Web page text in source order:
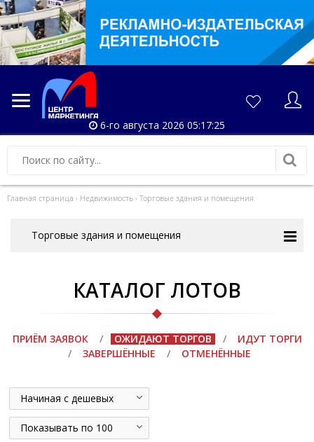
6-го августа 2026 05:17:25
Главная страница › Недвижимость › Торговые здания и помещения
Торговые здания и помещения
КАТАЛОГ ЛОТОВ
ПРИЁМ ЗАЯВОК / ОЖИДАЮТ ТОРГОВ /
ИДУТ ТОРГИ
/
ЗАВЕРШЁННЫЕ / ОТМЕНЁННЫЕ
Начиная с дешевых
Показывать по 100